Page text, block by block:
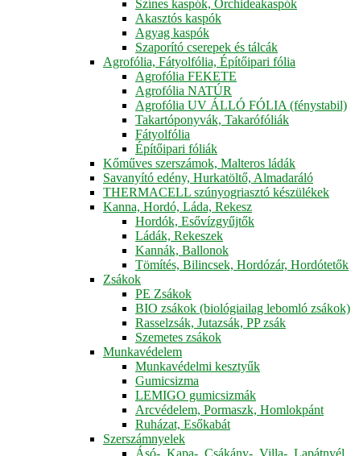
Színes kaspók, Orchideakaspók
Akasztós kaspók
Agyag kaspók
Szaporító cserepek és tálcák
Agrofólia, Fátyolfólia, Építőipari fólia
Agrofólia FEKETE
Agrofólia NATÚR
Agrofólia UV ÁLLÓ FÓLIA (fénystabil)
Takartóponyvák, Takarófóliák
Fátyolfólia
Építőipari fóliák
Kőműves szerszámok, Malteros ládák
Savanyító edény, Hurkatöltő, Almadaráló
THERMACELL szúnyogriasztó készülékek
Kanna, Hordó, Láda, Rekesz
Hordók, Esővízgyűjtők
Ládák, Rekeszek
Kannák, Ballonok
Tömítés, Bilincsek, Hordózár, Hordótetők
Zsákok
PE Zsákok
BIO zsákok (biológiailag lebomló zsákok)
Rasselzsák, Jutazsák, PP zsák
Szemetes zsákok
Munkavédelem
Munkavédelmi kesztyűk
Gumicsizma
LEMIGO gumicsizmák
Arcvédelem, Pormaszk, Homlokpánt
Ruházat, Esőkabát
Szerszámnyelek
Ásó-, Kapa-, Csákány-, Villa-, Lapátnyél